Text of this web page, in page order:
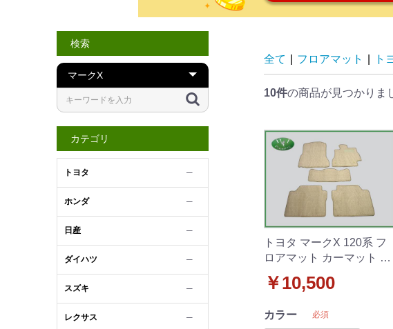
検索
カテゴリ
トヨタ ─
ホンダ ─
日産 ─
ダイハツ ─
スズキ ─
レクサス ─
全て フロアマット ト
10件の商品が見つかりま
トヨタ マークX 120系 フ
ロアマット カーマット 織
￥10,500
カラー 必須